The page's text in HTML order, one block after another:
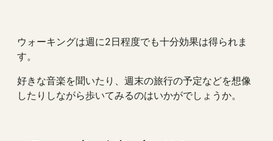
ウォーキングは週に2日程度でも十分効果は得られま
す。
好きな音楽を聞いたり、週末の旅行の予定などを想像
したりしながら歩いてみるのはいかがでしょうか。